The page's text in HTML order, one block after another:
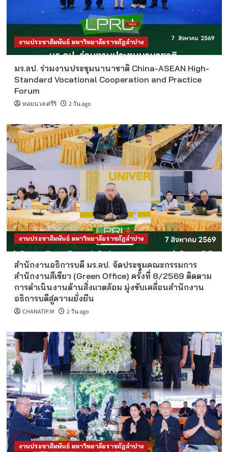
งานประชาสัมพันธ์ มหาวิทยาลัยราชภัฏลำปาง
มร.ลป. ร่วมงานประชุมนานาชาติ China-ASEAN High-
Standard Vocational Cooperation and Practice
Forum
หอมนวล ศรีริ 2 วัน ago
งานประชาสัมพันธ์ มหาวิทยาลัยราชภัฏลำปาง
สำนักงานอธิการบดี มร.ลป. จัดประชุมคณะกรรมการ
สำนักงานสีเขียว (Green Office) ครั้งที่ 8/2569 ติดตาม
การดำเนินงานด้านสิ่งแวดล้อม มุ่งขับเคลื่อนสำนักงาน
อธิการบดีสู่ความยั่งยืน
CHANATIP.M 2 วัน ago
งานประชาสัมพันธ์ มหาวิทยาลัยราชภัฏลำปาง